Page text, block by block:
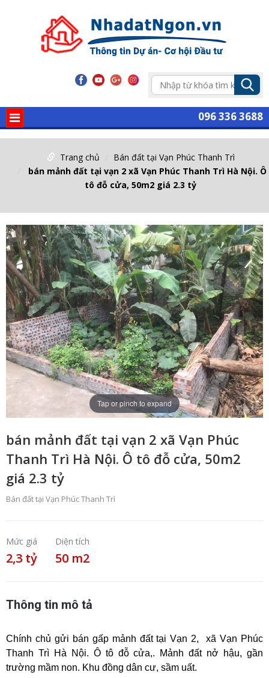
096 336 3688
Trang chủ
Bán đất tại Vạn Phúc Thanh Trì
bán mảnh đất tại vạn 2 xã Vạn Phúc Thanh Trì Hà Nội. Ô
tô đỗ cửa, 50m2 giá 2.3 tỷ
Tap or pinch to expand
bán mảnh đất tại vạn 2 xã Vạn Phúc
Thanh Trì Hà Nội. Ô tô đỗ cửa, 50m2
giá 2.3 tỷ
Bán đất tại Vạn Phúc Thanh Trì
Mức giá
2,3 tỷ
Diện tích
50 m2
Thông tin mô tả
Chính chủ gửi bán gấp mảnh đất tại Vạn 2, xã Vạn Phúc
Thanh Trì Hà Nội. Ô tô đỗ cửa,. Mảnh đất nở hậu, gần
trường mầm non. Khu đồng dân cư, sầm uất.